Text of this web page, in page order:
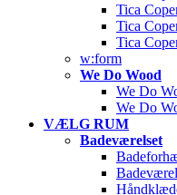
Tica
Tica
Tica
w:form
We Do Wood
We Do
We Do
VÆLG RUM
Badeværelset